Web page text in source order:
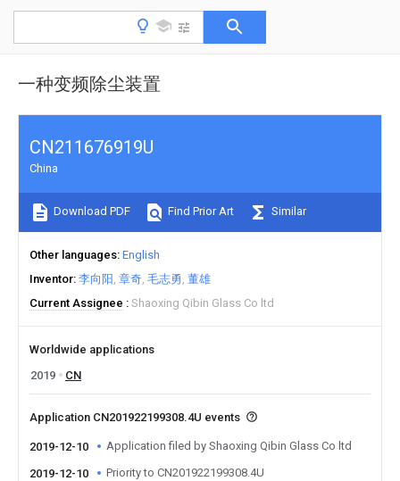
一种变频除尘装置
CN211676919U
China
Download PDF Find Prior Art Similar
Other languages English
Inventor 李向阳 章奇 毛志勇 董雄
Current Assignee
Shaoxing Qibin Glass Co ltd
Worldwide applications
2019
CN
Application CN201922199308.4U events
2019-12-10 Application filed by Shaoxing Qibin Glass Co ltd
2019-12-10 Priority to CN201922199308.4U